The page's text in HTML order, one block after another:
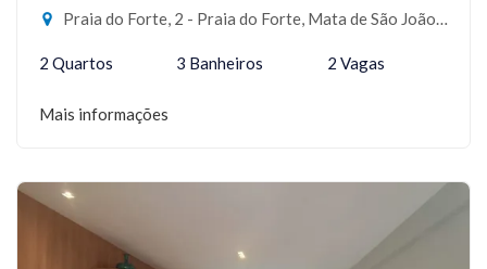
Praia do Forte, 2 - Praia do Forte, Mata de São João-BA
2 Quartos 3 Banheiros 2 Vagas
Mais informações